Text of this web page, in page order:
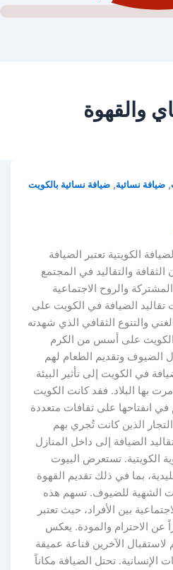
والقهوة
,ضيافة نسائية,ضيافة نسائية بالكويت
الكويتية تعتبر الضيافة
والتقاليد في المجتمع
والروح الاجتماعية
الضيافة في الكويت على
والتنوع الثقافي الذي شهدته
الكويت على أسس من الكرم
الضيوف وتقديم الطعام لهم
في الكويت إلى تأثير البيئة
مرت بها البلاد. فقد كانت الكويت
في انفتاحها على ثقافات متعددة
الذين كانت تُجري بهم
الضيافة إلى داخل المنازل
الكويتية. تستعرض البيوت
بما في ذلك تقديم القهوة
الشهية للضيوف. تسهم هذه
بين الأفراد، حيث تعتبر
عن الاحترام والمودة. يعكس
لاستقبال الآخرين قناعة عميقة
الإنسانية. تحتل الضيافة مكاناً